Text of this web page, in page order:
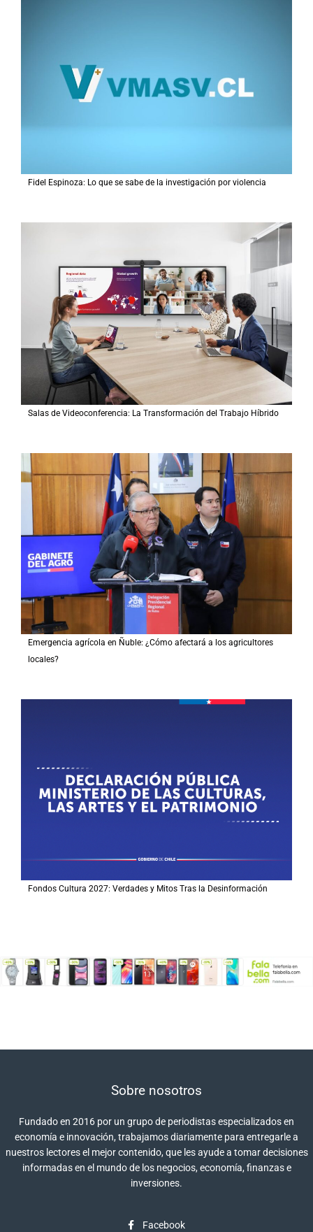
Fidel Espinoza: Lo que se sabe de la investigación por violencia
Salas de Videoconferencia: La Transformación del Trabajo Híbrido
Emergencia agrícola en Ñuble: ¿Cómo afectará a los agricultores
locales?
Fondos Cultura 2027: Verdades y Mitos Tras la Desinformación
Sobre nosotros
Fundado en 2016 por un grupo de periodistas especializados en
economía e innovación, trabajamos diariamente para entregarle a
nuestros lectores el mejor contenido, que les ayude a tomar decisiones
informadas en el mundo de los negocios, economía, finanzas e
inversiones.
Facebook